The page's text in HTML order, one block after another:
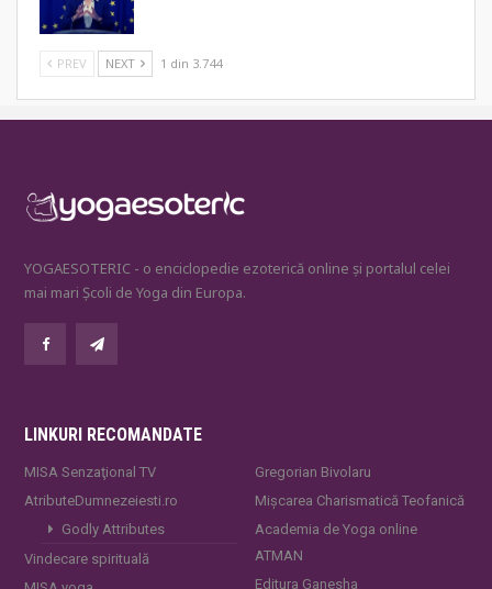
PREV NEXT 1 din 3.744
YOGAESOTERIC - o enciclopedie ezoterică online și portalul celei
mai mari Școli de Yoga din Europa.
LINKURI RECOMANDATE
MISA Senzaţional TV
AtributeDumnezeiesti.ro
Godly Attributes
Vindecare spirituală
Gregorian Bivolaru
Mișcarea Charismatică Teofanică
Academia de Yoga online
ATMAN
Editura Ganesha